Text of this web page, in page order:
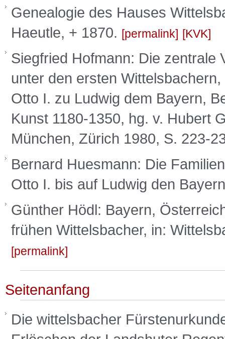
Genealogie des Hauses
Haeutle, + 1870.
permalink KVK
Siegfried Hofmann: Die zentrale
unter den ersten
Otto I. zu Ludwig dem Bayern,
Kunst 1180-1350, hg. v. Hubert
München, Zürich 1980, S. 223-
Bernard Huesmann: Die
Otto I. bis auf Ludwig den
Günther Hödl: Bayern,
frühen Wittelsbacher, in:
permalink
Seitenanfang
Die wittelsbacher